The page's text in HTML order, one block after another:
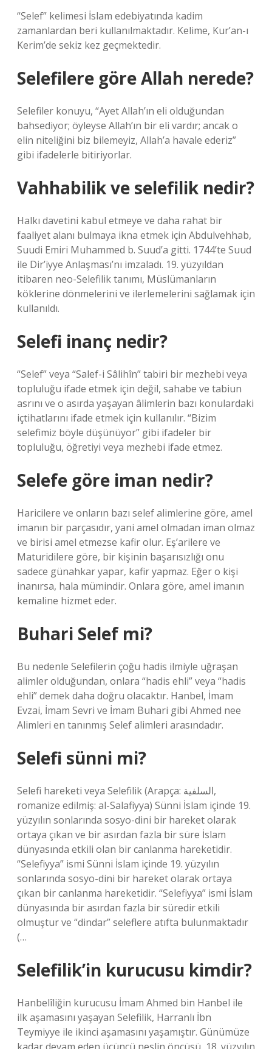
“Selef” kelimesi İslam edebiyatında kadim
zamanlardan beri kullanılmaktadır. Kelime, Kur’an-ı
Kerim’de sekiz kez geçmektedir.
Selefilere göre Allah nerede?
Selefiler konuyu, “Ayet Allah’ın eli olduğundan
bahsediyor; öyleyse Allah’ın bir eli vardır; ancak o
elin niteliğini biz bilemeyiz, Allah’a havale ederiz”
gibi ifadelerle bitiriyorlar.
Vahhabilik ve selefilik nedir?
Halkı davetini kabul etmeye ve daha rahat bir
faaliyet alanı bulmaya ikna etmek için Abdulvehhab,
Suudi Emiri Muhammed b. Suud’a gitti. 1744’te Suud
ile Dir’iyye Anlaşması’nı imzaladı. 19. yüzyıldan
itibaren neo-Selefilik tanımı, Müslümanların
köklerine dönmelerini ve ilerlemelerini sağlamak için
kullanıldı.
Selefi inanç nedir?
“Selef” veya “Salef-i Sâlihîn” tabiri bir mezhebi veya
topluluğu ifade etmek için değil, sahabe ve tabiun
asrını ve o asırda yaşayan âlimlerin bazı konulardaki
içtihatlarını ifade etmek için kullanılır. “Bizim
selefimiz böyle düşünüyor” gibi ifadeler bir
topluluğu, öğretiyi veya mezhebi ifade etmez.
Selefe göre iman nedir?
Haricilere ve onların bazı selef alimlerine göre, amel
imanın bir parçasıdır, yani amel olmadan iman olmaz
ve birisi amel etmezse kafir olur. Eş’arilere ve
Maturidilere göre, bir kişinin başarısızlığı onu
sadece günahkar yapar, kafir yapmaz. Eğer o kişi
inanırsa, hala mümindir. Onlara göre, amel imanın
kemaline hizmet eder.
Buhari Selef mi?
Bu nedenle Selefilerin çoğu hadis ilmiyle uğraşan
alimler olduğundan, onlara “hadis ehli” veya “hadis
ehli” demek daha doğru olacaktır. Hanbel, İmam
Evzai, İmam Sevri ve İmam Buhari gibi Ahmed nee
Alimleri en tanınmış Selef alimleri arasındadır.
Selefi sünni mi?
Selefi hareketi veya Selefilik (Arapça: السلفية‎,
romanize edilmiş: al-Salafiyya) Sünni İslam içinde 19.
yüzyılın sonlarında sosyo-dini bir hareket olarak
ortaya çıkan ve bir asırdan fazla bir süre İslam
dünyasında etkili olan bir canlanma hareketidir.
“Selefiyya” ismi Sünni İslam içinde 19. yüzyılın
sonlarında sosyo-dini bir hareket olarak ortaya
çıkan bir canlanma hareketidir. “Selefiyya” ismi İslam
dünyasında bir asırdan fazla bir süredir etkili
olmuştur ve “dindar” seleflere atıfta bulunmaktadır
(…
Selefilik’in kurucusu kimdir?
Hanbelîliğin kurucusu İmam Ahmed bin Hanbel ile
ilk aşamasını yaşayan Selefilik, Harranlı İbn
Teymiyye ile ikinci aşamasını yaşamıştır. Günümüze